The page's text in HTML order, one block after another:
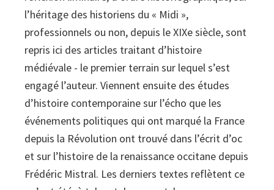
l’héritage des historiens du « Midi »,
professionnels ou non, depuis le XIXe siècle, sont
repris ici des articles traitant d’histoire
médiévale - le premier terrain sur lequel s’est
engagé l’auteur. Viennent ensuite des études
d’histoire contemporaine sur l’écho que les
événements politiques qui ont marqué la France
depuis la Révolution ont trouvé dans l’écrit d’oc
et sur l’histoire de la renaissance occitane depuis
Frédéric Mistral. Les derniers textes reflètent ce